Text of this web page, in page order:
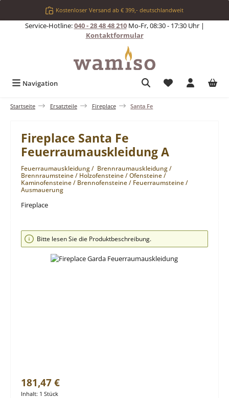
Zum Hauptinhalt springenKostenloser Versand ab € 399,- deutschlandweit
Service-Hotline:040 - 28 48 48 210Mo-Fr, 08:30 - 17:30 Uhr |
Kontaktformular
Navigation Du hast 0
Startseite Ersatzteile Fireplace Santa Fe
Fireplace Santa Fe
Feuerraumauskleidung A
Feuerraumauskleidung / Brennraumauskleidung /
Brennraumsteine / Holzofensteine / Ofensteine /
Kaminofensteine / Brennofensteine / Feuerraumsteine /
Ausmauerung
Fireplace
Bildergalerie überspringen
Bitte lesen Sie die Produktbeschreibung.
Regulärer Preis:
181,47 €
Inhalt: 1 Stück